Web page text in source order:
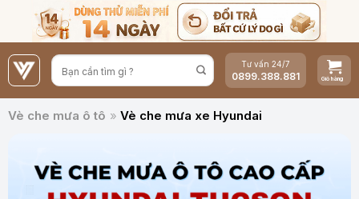
nội
dung
Tư vấn 24/7
0899.388.881
Vè che mưa ô tô » Vè che mưa xe Hyundai